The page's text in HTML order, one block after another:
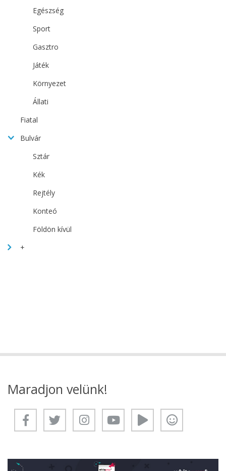
Egészség
Sport
Gasztro
Játék
Környezet
Állati
Fiatal
Bulvár
Sztár
Kék
Rejtély
Konteó
Földön kívül
+
Maradjon velünk!